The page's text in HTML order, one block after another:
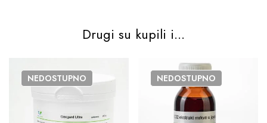
Drugi su kupili i...
NEDOSTUPNO NEDOSTUPNO